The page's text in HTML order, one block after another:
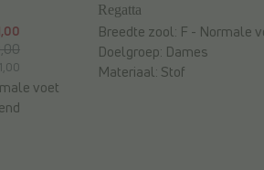
voet
Regatta
Breedte zool: F - Normale
Doelgroep: Dames
Materiaal: Stof